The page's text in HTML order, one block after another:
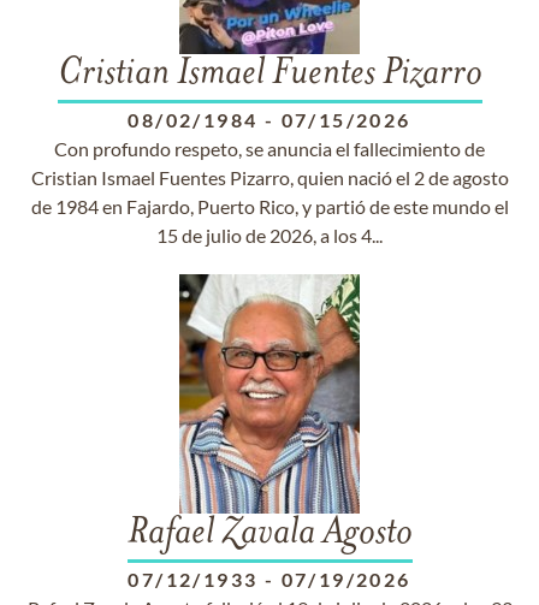
Cristian Ismael Fuentes Pizarro
08/02/1984 - 07/15/2026
Con profundo respeto, se anuncia el fallecimiento de
Cristian Ismael Fuentes Pizarro, quien nació el 2 de agosto
de 1984 en Fajardo, Puerto Rico, y partió de este mundo el
15 de julio de 2026, a los 4...
Rafael Zavala Agosto
07/12/1933 - 07/19/2026